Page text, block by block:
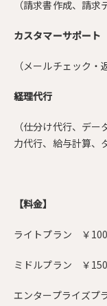
（請求書作成、請
カスタマーサポート
（メールチェック・
経理代行
（仕分け代行、デ
力代行、給与計算、
【料金】
ライトプラン ￥
ミドルプラン ￥
エンタープライズ